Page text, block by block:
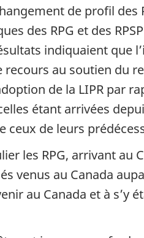
page de profil des
des RPG et des
indiquaient que
au soutien du
de la LIPR par
étant arrivées
ceux de leurs
les RPG, arrivant au
venus au Canada
au Canada et à